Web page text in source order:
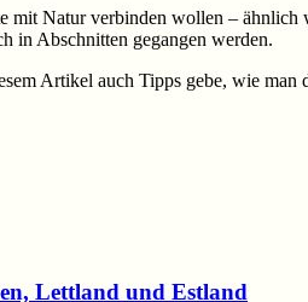
mit Natur verbinden wollen – ähnlich
in Abschnitten gegangen werden.
Artikel auch Tipps gebe, wie
Lettland und Estland